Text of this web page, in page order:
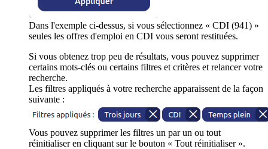
Dans l'exemple ci-dessus, si vous sélectionnez « CDI (941) »
seules les offres d'emploi en CDI vous seront restituées.
Si vous obtenez trop peu de résultats, vous pouvez supprimer
certains mots-clés ou certains filtres et critères et relancer votre
recherche.
Les filtres appliqués à votre recherche apparaissent de la façon
suivante :
Vous pouvez supprimer les filtres un par un ou tout
réinitialiser en cliquant sur le bouton « Tout réinitialiser ».